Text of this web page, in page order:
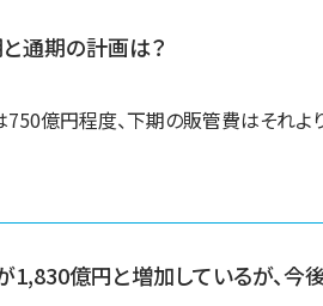
通期の計画は？
750億円程度、下期の販管費はそれ
1,830億円と増加しているが、今